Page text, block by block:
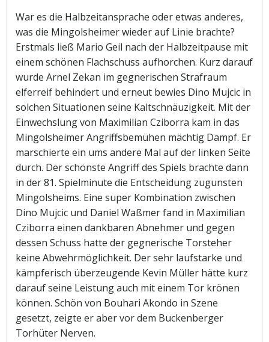
War es die Halbzeitansprache oder etwas anderes,
was die Mingolsheimer wieder auf Linie brachte?
Erstmals ließ Mario Geil nach der Halbzeitpause mit
einem schönen Flachschuss aufhorchen. Kurz darauf
wurde Arnel Zekan im gegnerischen Strafraum
elferreif behindert und erneut bewies Dino Mujcic in
solchen Situationen seine Kaltschnäuzigkeit. Mit der
Einwechslung von Maximilian Cziborra kam in das
Mingolsheimer Angriffsbemühen mächtig Dampf. Er
marschierte ein ums andere Mal auf der linken Seite
durch. Der schönste Angriff des Spiels brachte dann
in der 81. Spielminute die Entscheidung zugunsten
Mingolsheims. Eine super Kombination zwischen
Dino Mujcic und Daniel Waßmer fand in Maximilian
Cziborra einen dankbaren Abnehmer und gegen
dessen Schuss hatte der gegnerische Torsteher
keine Abwehrmöglichkeit. Der sehr laufstarke und
kämpferisch überzeugende Kevin Müller hätte kurz
darauf seine Leistung auch mit einem Tor krönen
können. Schön von Bouhari Akondo in Szene
gesetzt, zeigte er aber vor dem Buckenberger
Torhüter Nerven.